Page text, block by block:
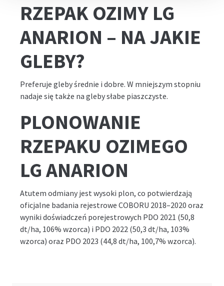
RZEPAK OZIMY LG
ANARION – NA JAKIE
GLEBY?
Preferuje gleby średnie i dobre. W mniejszym stopniu
nadaje się także na gleby słabe piaszczyste.
PLONOWANIE
RZEPAKU OZIMEGO
LG ANARION
Atutem odmiany jest wysoki plon, co potwierdzają
oficjalne badania rejestrowe COBORU 2018–2020 oraz
wyniki doświadczeń porejestrowych PDO 2021 (50,8
dt/ha, 106% wzorca) i PDO 2022 (50,3 dt/ha, 103%
wzorca) oraz PDO 2023 (44,8 dt/ha, 100,7% wzorca).